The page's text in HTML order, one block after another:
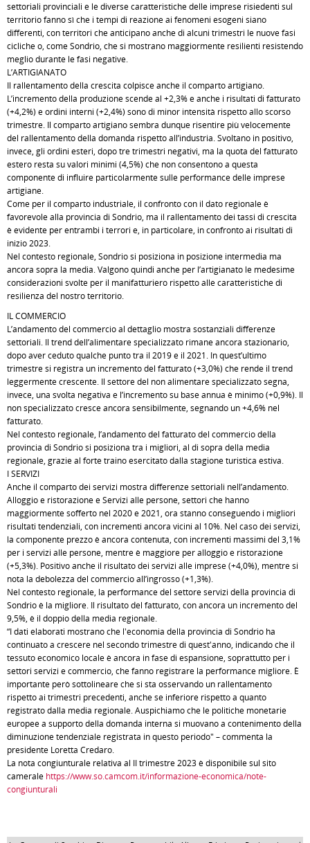
settoriali provinciali e le diverse caratteristiche delle imprese risiedenti sul
territorio fanno sì che i tempi di reazione ai fenomeni esogeni siano
differenti, con territori che anticipano anche di alcuni trimestri le nuove fasi
cicliche o, come Sondrio, che si mostrano maggiormente resilienti resistendo
meglio durante le fasi negative.
L’ARTIGIANATO
Il rallentamento della crescita colpisce anche il comparto artigiano.
L’incremento della produzione scende al +2,3% e anche i risultati di fatturato
(+4,2%) e ordini interni (+2,4%) sono di minor intensità rispetto allo scorso
trimestre. Il comparto artigiano sembra dunque risentire più velocemente
del rallentamento della domanda rispetto all’industria. Svoltano in positivo,
invece, gli ordini esteri, dopo tre trimestri negativi, ma la quota del fatturato
estero resta su valori minimi (4,5%) che non consentono a questa
componente di influire particolarmente sulle performance delle imprese
artigiane.
Come per il comparto industriale, il confronto con il dato regionale è
favorevole alla provincia di Sondrio, ma il rallentamento dei tassi di crescita
è evidente per entrambi i terrori e, in particolare, in confronto ai risultati di
inizio 2023.
Nel contesto regionale, Sondrio si posiziona in posizione intermedia ma
ancora sopra la media. Valgono quindi anche per l’artigianato le medesime
considerazioni svolte per il manifatturiero rispetto alle caratteristiche di
resilienza del nostro territorio.
IL COMMERCIO
L’andamento del commercio al dettaglio mostra sostanziali differenze
settoriali. Il trend dell’alimentare specializzato rimane ancora stazionario,
dopo aver ceduto qualche punto tra il 2019 e il 2021. In quest’ultimo
trimestre si registra un incremento del fatturato (+3,0%) che rende il trend
leggermente crescente. Il settore del non alimentare specializzato segna,
invece, una svolta negativa e l’incremento su base annua è minimo (+0,9%). Il
non specializzato cresce ancora sensibilmente, segnando un +4,6% nel
fatturato.
Nel contesto regionale, l’andamento del fatturato del commercio della
provincia di Sondrio si posiziona tra i migliori, al di sopra della media
regionale, grazie al forte traino esercitato dalla stagione turistica estiva.
I SERVIZI
Anche il comparto dei servizi mostra differenze settoriali nell’andamento.
Alloggio e ristorazione e Servizi alle persone, settori che hanno
maggiormente sofferto nel 2020 e 2021, ora stanno conseguendo i migliori
risultati tendenziali, con incrementi ancora vicini al 10%. Nel caso dei servizi,
la componente prezzo è ancora contenuta, con incrementi massimi del 3,1%
per i servizi alle persone, mentre è maggiore per alloggio e ristorazione
(+5,3%). Positivo anche il risultato dei servizi alle imprese (+4,0%), mentre si
nota la debolezza del commercio all’ingrosso (+1,3%).
Nel contesto regionale, la performance del settore servizi della provincia di
Sondrio è la migliore. Il risultato del fatturato, con ancora un incremento del
9,5%, è il doppio della media regionale.
“I dati elaborati mostrano che l'economia della provincia di Sondrio ha
continuato a crescere nel secondo trimestre di quest'anno, indicando che il
tessuto economico locale è ancora in fase di espansione, soprattutto per i
settori servizi e commercio, che fanno registrare la performance migliore. È
importante però sottolineare che si sta osservando un rallentamento
rispetto ai trimestri precedenti, anche se inferiore rispetto a quanto
registrato dalla media regionale. Auspichiamo che le politiche monetarie
europee a supporto della domanda interna si muovano a contenimento della
diminuzione tendenziale registrata in questo periodo" – commenta la
presidente Loretta Credaro.
La nota congiunturale relativa al II trimestre 2023 è disponibile sul sito
camerale https://www.so.camcom.it/informazione-economica/note-
congiunturali